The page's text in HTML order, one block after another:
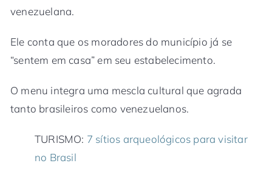
venezuelana.
Ele conta que os moradores do município já se
“sentem em casa” em seu estabelecimento.
O menu integra uma mescla cultural que agrada
tanto brasileiros como venezuelanos.
TURISMO: 7 sítios arqueológicos para visitar
no Brasil